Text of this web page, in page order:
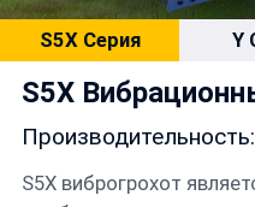
Русский
S5X Серия Y
S5X
S5X виброгрохот